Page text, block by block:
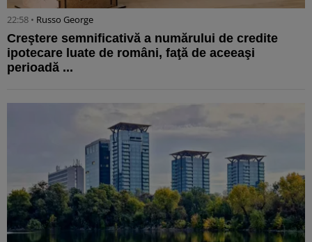
22:58 • Russo George
Creştere semnificativă a numărului de credite
ipotecare luate de români, faţă de aceeaşi
perioadă ...